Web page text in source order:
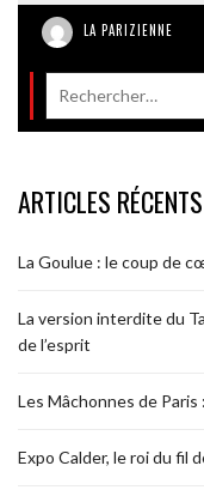
LA PARIZIENNE
ARTICLES RÉCENTS
La Goulue : le coup de
La version interdite du
de l’esprit
Les Mâchonnes de
Expo Calder, le roi du fil